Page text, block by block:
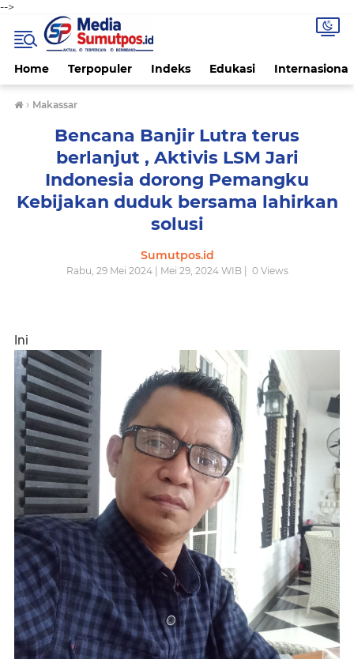
-->
Home Terpopuler Indeks Edukasi Internasional
› Makassar
Bencana Banjir Lutra terus
berlanjut , Aktivis LSM Jari
Indonesia dorong Pemangku
Kebijakan duduk bersama lahirkan
solusi
Sumutpos.id
Rabu, 29 Mei 2024 | Mei 29, 2024 WIB | 0Views
Ini